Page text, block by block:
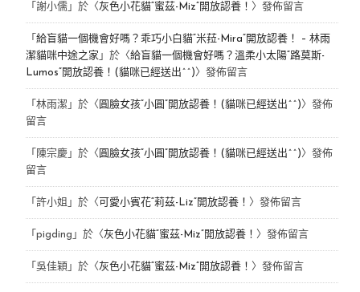
「 謝小儒」於〈灰色小花貓“蜜茲-Miz”開放認養！ 〉發佈留言
「 給盲貓一個機會好嗎？乖巧小白貓“米菈-Mira”開放認養！ – 林雨
潔貓咪中途之家 」於〈給盲貓一個機會好嗎？溫柔小太陽“路莫斯-
Lumos”開放認養！(貓咪已經送出^^)〉發佈留言
「 林雨潔 」於〈 圓臉女孩“小圓”開放認養！(貓咪已經送出^^)〉發佈
留言
「 陳宗慶」於〈 圓臉女孩“小圓”開放認養！(貓咪已經送出^^)〉發佈
留言
「 許小姐 」於〈 可愛小賓花“莉茲-Liz”開放認養！ 〉發佈留言
「 pigding 」於〈灰色小花貓“蜜茲-Miz”開放認養！ 〉發佈留言
「 吳佳穎 」於〈灰色小花貓“蜜茲-Miz”開放認養！ 〉發佈留言